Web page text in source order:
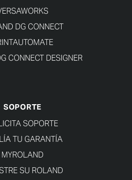
DG CONNECT
CONNECT DESIGNER
SOPORTE
SOPORTE
TU GARANTÍA
MYROLAND
SU ROLAND